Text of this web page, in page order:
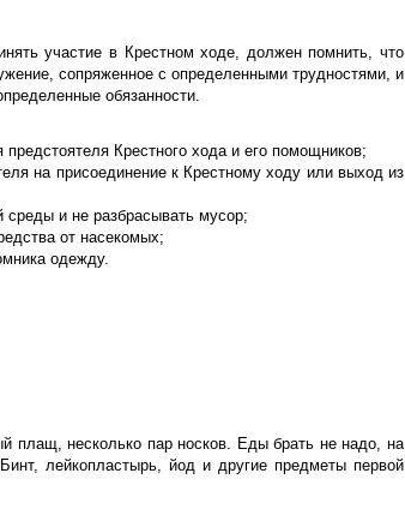
участие в Крестном ходе, должен помнить, что
сопряженное с определенными трудностями, и
обязанности.
Крестного хода и его помощников;
на присоединение к Крестному ходу или выход из
и не разбрасывать мусор;
от насекомых;
одежду.
плащ, несколько пар носков. Еды брать не надо, на
лейкопластырь, йод и другие предметы первой